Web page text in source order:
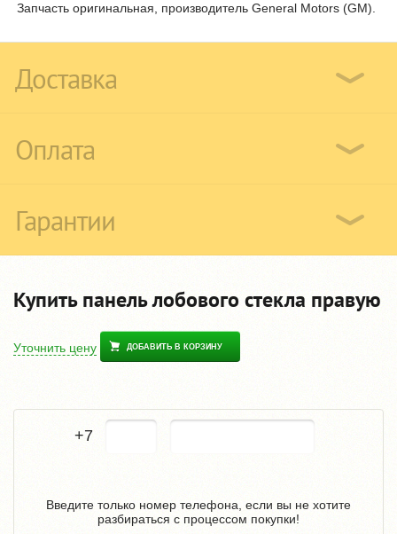
Запчасть оригинальная, производитель General Motors (GM).
Доставка
Оплата
Гарантии
Купить панель лобового стекла правую
Уточнить цену ДОБАВИТЬ В КОРЗИНУ
+7
Введите только номер телефона, если вы не хотите
разбираться с процессом покупки!